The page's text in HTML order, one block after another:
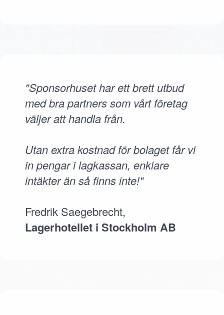
"Sponsorhuset har ett brett utbud
med bra partners som vårt företag
väljer att handla från.
Utan extra kostnad för bolaget får vi
in pengar i lagkassan, enklare
intäkter än så finns inte!"
Fredrik Saegebrecht,
Lagerhotellet i Stockholm AB